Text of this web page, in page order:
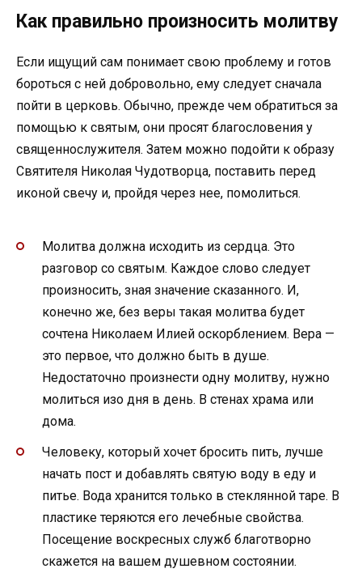
Как правильно произносить молитву
Если ищущий сам понимает свою проблему и готов
бороться с ней добровольно, ему следует сначала
пойти в церковь. Обычно, прежде чем обратиться за
помощью к святым, они просят благословения у
священнослужителя. Затем можно подойти к образу
Святителя Николая Чудотворца, поставить перед
иконой свечу и, пройдя через нее, помолиться.
Молитва должна исходить из сердца. Это
разговор со святым. Каждое слово следует
произносить, зная значение сказанного. И,
конечно же, без веры такая молитва будет
сочтена Николаем Илией оскорблением. Вера —
это первое, что должно быть в душе.
Недостаточно произнести одну молитву, нужно
молиться изо дня в день. В стенах храма или
дома.
Человеку, который хочет бросить пить, лучше
начать пост и добавлять святую воду в еду и
питье. Вода хранится только в стеклянной таре. В
пластике теряются его лечебные свойства.
Посещение воскресных служб благотворно
скажется на вашем душевном состоянии.